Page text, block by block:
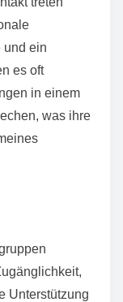
und ein
es oft
in einem
was ihre
Unterstützung